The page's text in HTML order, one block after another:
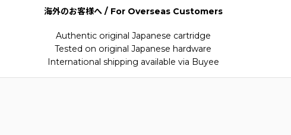
海外のお客様へ / For Overseas Customers
Authentic original Japanese cartridge
Tested on original Japanese hardware
International shipping available via Buyee